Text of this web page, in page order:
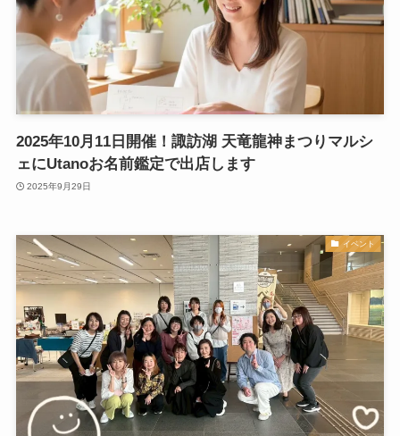
2025年10月11日開催！諏訪湖 天竜龍神まつりマルシ
ェにUtanoお名前鑑定で出店します
2025年9月29日
イベント